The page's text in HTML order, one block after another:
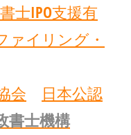
士IPO支援有
ァイリング・
会
日本公認
書士機構